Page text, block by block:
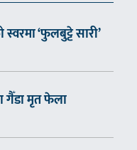
‘फुलबुट्टे सारी’
गैँडा मृत फेला